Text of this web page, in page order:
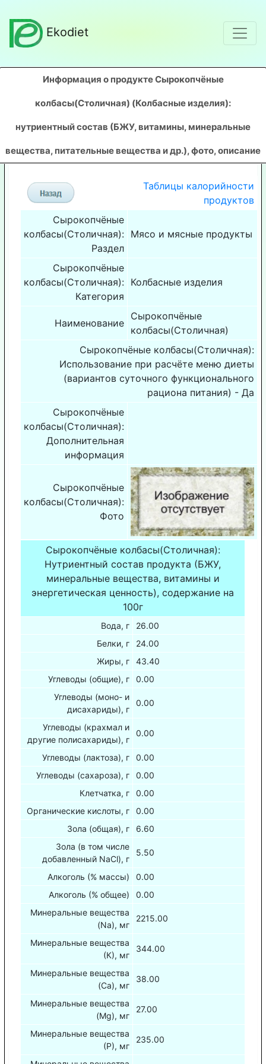
Ekodiet
Информация о продукте Сырокопчёные
колбасы(Столичная) (Колбасные изделия):
нутриентный состав (БЖУ, витамины, минеральные
вещества, питательные вещества и др.), фото, описание
Таблицы калорийности
продуктов
Сырокопчёные
колбасы(Столичная):
Раздел
Мясо и мясные продукты
Сырокопчёные
колбасы(Столичная):
Категория
Колбасные изделия
Наименование
Сырокопчёные
колбасы(Столичная)
Сырокопчёные колбасы(Столичная):
Использование при расчёте меню диеты
(вариантов суточного функционального
рациона питания) - Да
Сырокопчёные
колбасы(Столичная):
Дополнительная
информация
Сырокопчёные
колбасы(Столичная):
Фото
Сырокопчёные колбасы(Столичная):
Нутриентный состав продукта (БЖУ,
минеральные вещества, витамины и
энергетическая ценность), содержание на
100г
Вода, г
26.00
Белки, г
24.00
Жиры, г
43.40
Углеводы (общие), г
0.00
Углеводы (моно- и
дисахариды), г
0.00
Углеводы (крахмал и
другие полисахариды), г
0.00
Углеводы (лактоза), г
0.00
Углеводы (сахароза), г
0.00
Клетчатка, г
0.00
Органические кислоты, г
0.00
Зола (общая), г
6.60
Зола (в том числе
добавленный NaCl), г
5.50
Алкоголь (% массы)
0.00
Алкоголь (% общее)
0.00
Минеральные вещества
(Na), мг
2215.00
Минеральные вещества
(К), мг
344.00
Минеральные вещества
(Са), мг
38.00
Минеральные вещества
(Mg), мг
27.00
Минеральные вещества
(Р), мг
235.00